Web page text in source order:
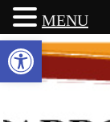
Abrir barra de
MENU